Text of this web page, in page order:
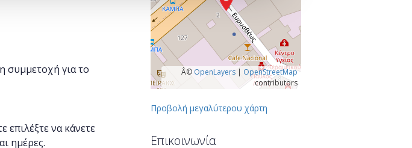
συμμετοχή για το
επιλέξτε να κάνετε
ημέρες.
Â© OpenLayers| OpenStreetMap
contributors
Προβολή μεγαλύτερου χάρτη
Επικοινωνία